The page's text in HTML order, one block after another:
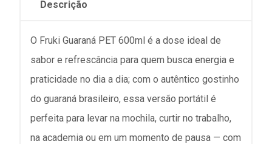
Descrição
O Fruki Guaraná PET 600ml é a dose ideal de
sabor e refrescância para quem busca energia e
praticidade no dia a dia; com o autêntico gostinho
do guaraná brasileiro, essa versão portátil é
perfeita para levar na mochila, curtir no trabalho,
na academia ou em um momento de pausa — com